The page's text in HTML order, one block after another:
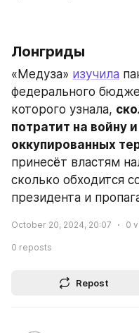
Лонгриды
«Медуза» изучила
федерального
которого узнала,
потратит на войну
оккупированных
принесёт властям
сколько обходится
президента и
October 20, 2024, 20:07 0
0 reposts
Repost